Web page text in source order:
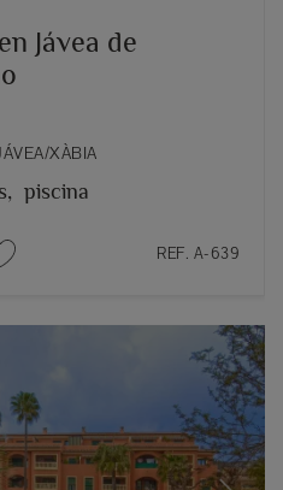
Jávea de
XÀBIA
piscina
REF. A-639